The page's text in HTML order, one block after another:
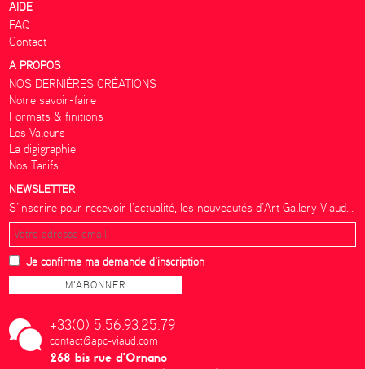
AIDE
FAQ
Contact
A PROPOS
NOS DERNIÈRES CRÉATIONS
Notre savoir-faire
Formats & finitions
Les Valeurs
La digigraphie
Nos Tarifs
NEWSLETTER
S’inscrire pour recevoir l’actualité, les nouveautés d’Art Gallery Viaud...
Je confirme ma demande d'inscription
+33(0) 5.56.93.25.79
contact@apc-viaud.com
268 bis rue d’Ornano